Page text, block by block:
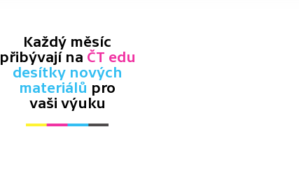
Každý měsíc
přibývají na ČT edu
desítky nových
materiálů pro
vaši výuku